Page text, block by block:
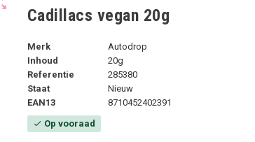
Cadillacs vegan 20g
Merk
Autodrop
Inhoud
20g
Referentie
285380
Staat
Nieuw
EAN13
8710452402391
check Op vooraad